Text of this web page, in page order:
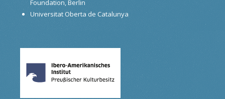
Foundation, Berlin
Universitat Oberta de Catalunya